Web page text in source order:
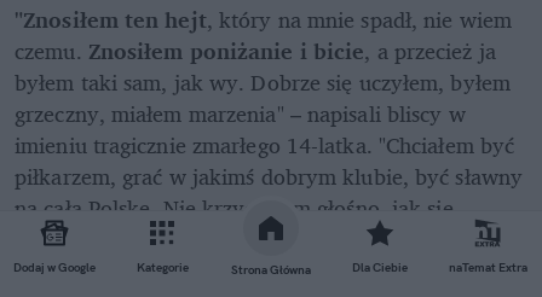
Dodaj w Google Kategorie Strona Główna Dla Ciebie naTemat Extra
"Znosiłem ten hejt, który na mnie spadł, nie wiem
czemu. Znosiłem poniżanie i bicie, a przecież ja
byłem taki sam, jak wy. Dobrze się uczyłem, byłem
grzeczny, miałem marzenia" – napisali bliscy w
imieniu tragicznie zmarłego 14-latka. "Chciałem być
piłkarzem, grać w jakimś dobrym klubie, być sławny
na całą Polskę. Nie krzyczałem głośno, jak się
krzyczy na meczach.
Nie żaliłem się do nikogo, że
jest mi źle
, tylko sam byłem z tym wszystkim. Sam